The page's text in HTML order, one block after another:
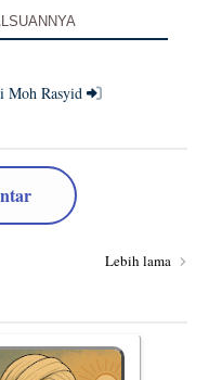
Moh Rasyid
Lebih lama